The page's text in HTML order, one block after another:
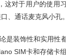
这对于用户的使用
、通话麦克风小孔。
是装饰性和实用性
SIM卡和存储卡组